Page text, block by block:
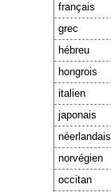
français
grec
hébreu
hongrois
italien
japonais
néerlandais
norvégien
occitan